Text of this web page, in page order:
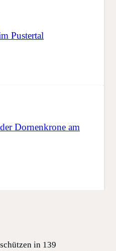
Pustertal
Dornenkrone am
in 139